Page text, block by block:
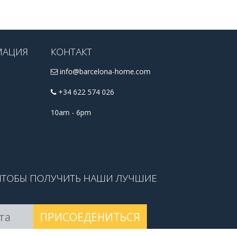
КОНТАКТ
info@barcelona-home.com
+34 622 574 026
10am - 6pm
ПОЛУЧИТЬ НАШИ ЛУЧШИЕ
ПРИСОЕДЕНИТЬСЯ